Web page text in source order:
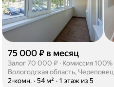
75 000 ₽ в месяц
Залог 70 000 ₽ · Комиссия 100%
Вологодская область,
2-комн. · 54 м² · 1 этаж из 5